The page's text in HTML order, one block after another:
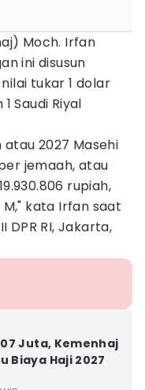
Moch. Irfan
ini disusun
tukar 1 dolar
Saudi Riyal
atau 2027 Masehi
jemaah, atau
rupiah,
kata Irfan saat
DPR RI, Jakarta,
Juta, Kemenhaj
Biaya Haji 2027